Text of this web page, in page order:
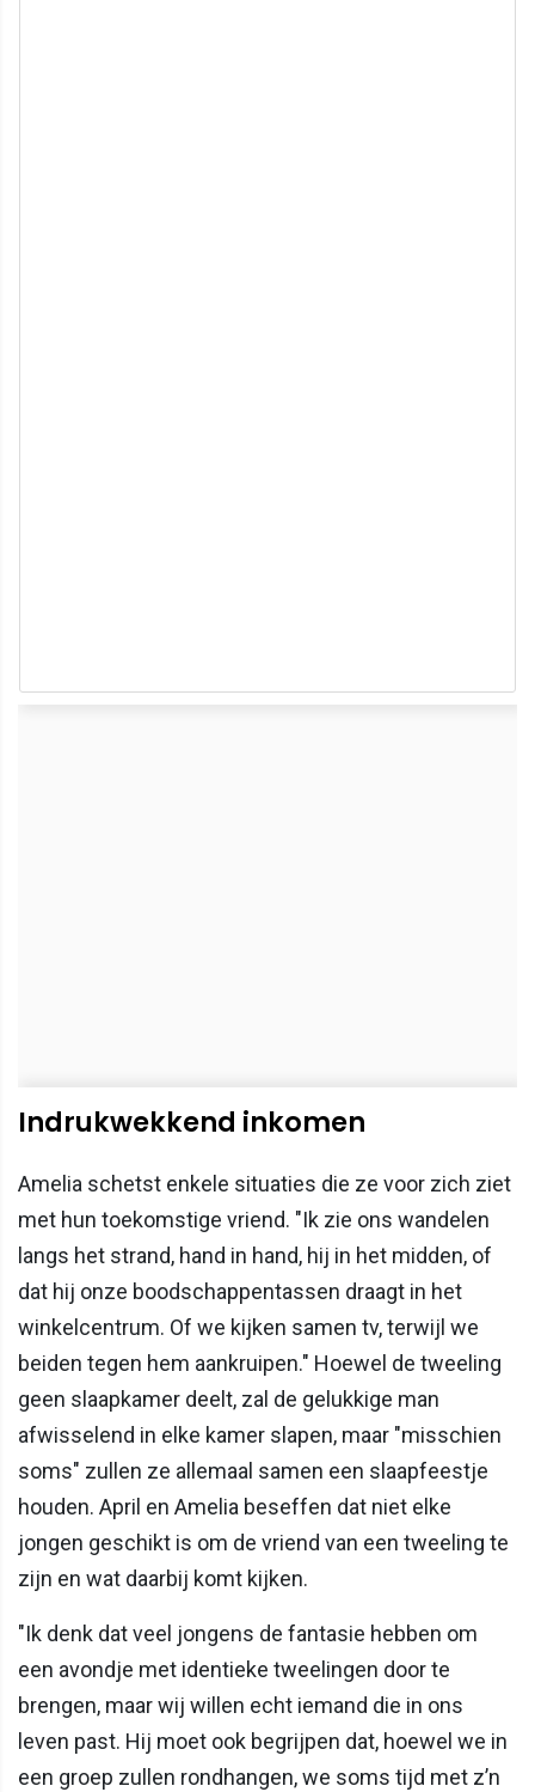
Indrukwekkend inkomen
Amelia schetst enkele situaties die ze voor zich ziet
met hun toekomstige vriend. "Ik zie ons wandelen
langs het strand, hand in hand, hij in het midden, of
dat hij onze boodschappentassen draagt in het
winkelcentrum. Of we kijken samen tv, terwijl we
beiden tegen hem aankruipen." Hoewel de tweeling
geen slaapkamer deelt, zal de gelukkige man
afwisselend in elke kamer slapen, maar "misschien
soms" zullen ze allemaal samen een slaapfeestje
houden. April en Amelia beseffen dat niet elke
jongen geschikt is om de vriend van een tweeling te
zijn en wat daarbij komt kijken.
"Ik denk dat veel jongens de fantasie hebben om
een avondje met identieke tweelingen door te
brengen, maar wij willen echt iemand die in ons
leven past. Hij moet ook begrijpen dat, hoewel we in
een groep zullen rondhangen, we soms tijd met z’n